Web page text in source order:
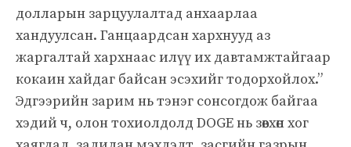
долларын зарцуулалтад анхаарлаа
хандуулсан. Ганцаардсан хархнууд аз
жаргалтай хархнаас илүү их давтамжтайгаар
кокаин хайдаг байсан эсэхийг тодорхойлох.”
Эдгээрийн зарим нь тэнэг сонсогдож байгаа
хэдий ч, олон тохиолдолд DOGE нь зөвхөн хог